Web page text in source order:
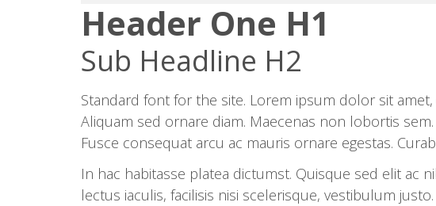
Header One H1
Sub Headline H2
Standard font for the site. Lorem ipsum dolor sit
Aliquam sed ornare diam. Maecenas non lobortis
Fusce consequat arcu ac mauris ornare egestas.
In hac habitasse platea dictumst. Quisque sed elit ac
lectus iaculis, facilisis nisi scelerisque, vestibulum